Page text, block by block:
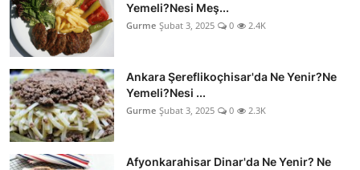
Yemeli?Nesi Meş...
Gurme Şubat 3, 2025 0 2.4K
Ankara Şereflikoçhisar'da Ne Yenir?Ne
Yemeli?Nesi ...
Gurme Şubat 3, 2025 0 2.3K
Afyonkarahisar Dinar'da Ne Yenir? Ne